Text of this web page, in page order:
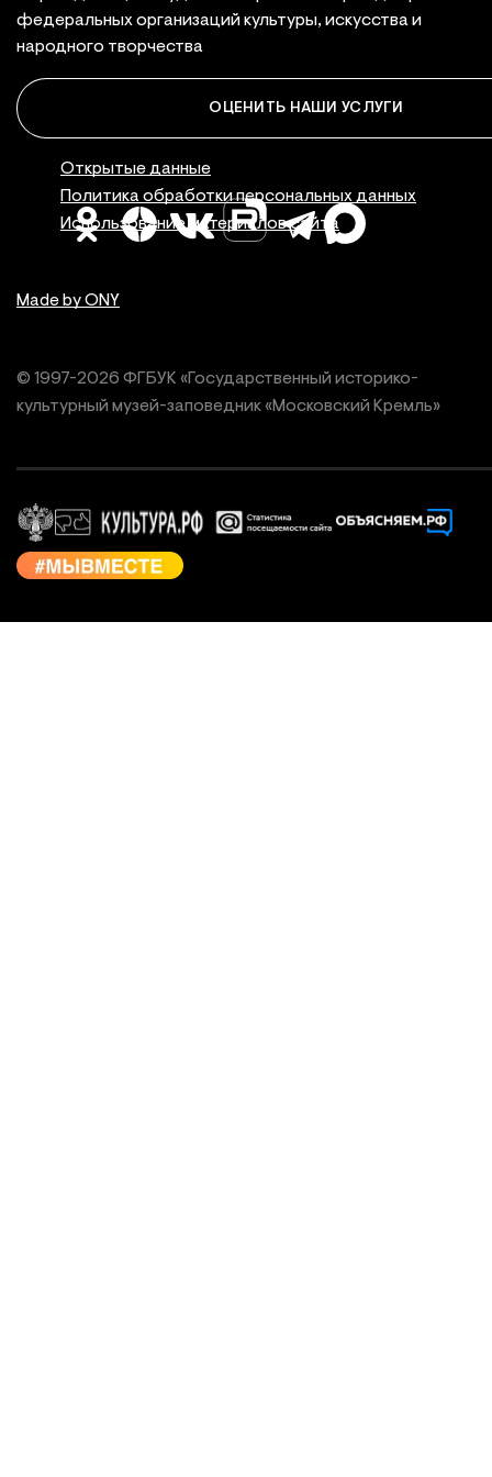
федеральных организаций культуры, искусства и
народного творчества
ОЦЕНИТЬ НАШИ УСЛУГИ
Made by ONY
© 1997-2026 ФГБУК «Государственный историко-
культурный музей-заповедник «Московский Кремль»
Правовая
Открытые данные
Политика обработки персональных данных
Использование материалов сайта